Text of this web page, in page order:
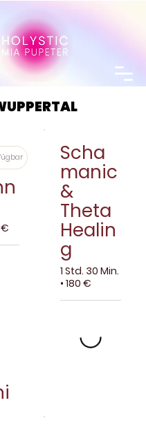
€
Scha
manic
&
Theta
Healin
g
1 Std. 30 Min.
• 180 €